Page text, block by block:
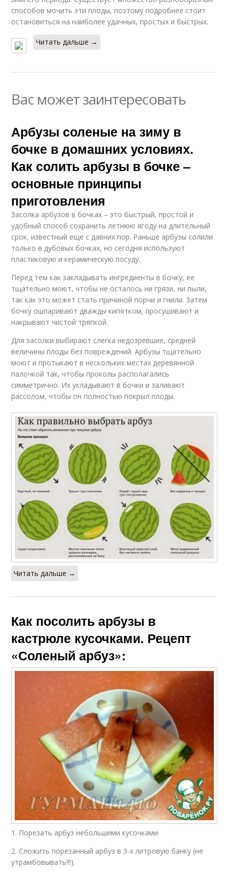
способов мочить эти плоды, поэтому подробнее стоит
остановиться на наиболее удачных, простых и быстрых.
Читать дальше →
Вас может заинтересовать
Арбузы соленые на зиму в
бочке в домашних условиях.
Как солить арбузы в бочке –
основные принципы
приготовления
Засолка арбузов в бочках – это быстрый, простой и
удобный способ сохранить летнюю ягоду на длительный
срок, известный еще с давних пор. Раньше арбузы солили
только в дубовых бочках, но сегодня используют
пластиковую и керамическую посуду.
Перед тем как закладывать ингредиенты в бочку, ее
тщательно моют, чтобы не осталось ни грязи, ни пыли,
так как это может стать причиной порчи и гнили. Затем
бочку ошпаривают дважды кипятком, просушивают и
накрывают чистой тряпкой.
Для засолки выбирают слегка недозревшие, средней
величины плоды без повреждений. Арбузы тщательно
моют и протыкают в нескольких местах деревянной
палочкой так, чтобы проколы располагались
симметрично. Их укладывают в бочки и заливают
рассолом, чтобы он полностью покрыл плоды.
Читать дальше →
Как посолить арбузы в
кастрюле кусочками. Рецепт
«Соленый арбуз»:
1. Порезать арбуз небольшими кусочками.
2. Сложить порезанный арбуз в 3-х литровую банку (не
утрамбовывать!!!).